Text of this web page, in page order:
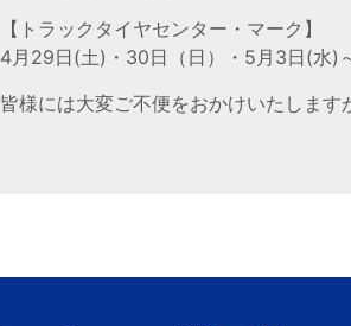
【トラックタイヤセンター・マーク】
4月29日(土)・30日（日）・5月3日(水)
皆様には大変ご不便をおかけいたします